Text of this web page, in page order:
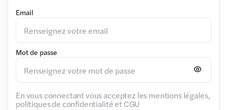
Email
Mot de passe
En vous connectant vous acceptez les mentions légales,
politiques de confidentialité et CGU